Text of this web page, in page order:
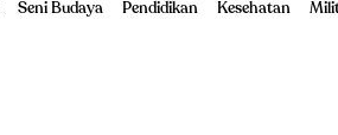
Seni Budaya Pendidikan Kesehatan